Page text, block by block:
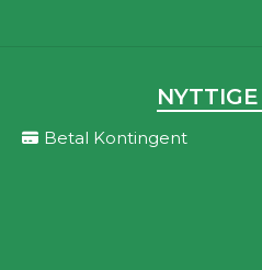
Betal Kontingent